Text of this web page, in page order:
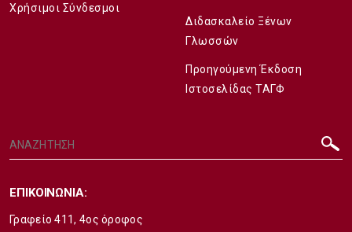
Χρήσιμοι Σύνδεσμοι
Διδασκαλείο Ξένων
Γλωσσών
Προηγούμενη Έκδοση
Ιστοσελίδας ΤΑΓΦ
ΕΠΙΚΟΙΝΩΝΙΑ:
Γραφείο 411, 4ος όροφος